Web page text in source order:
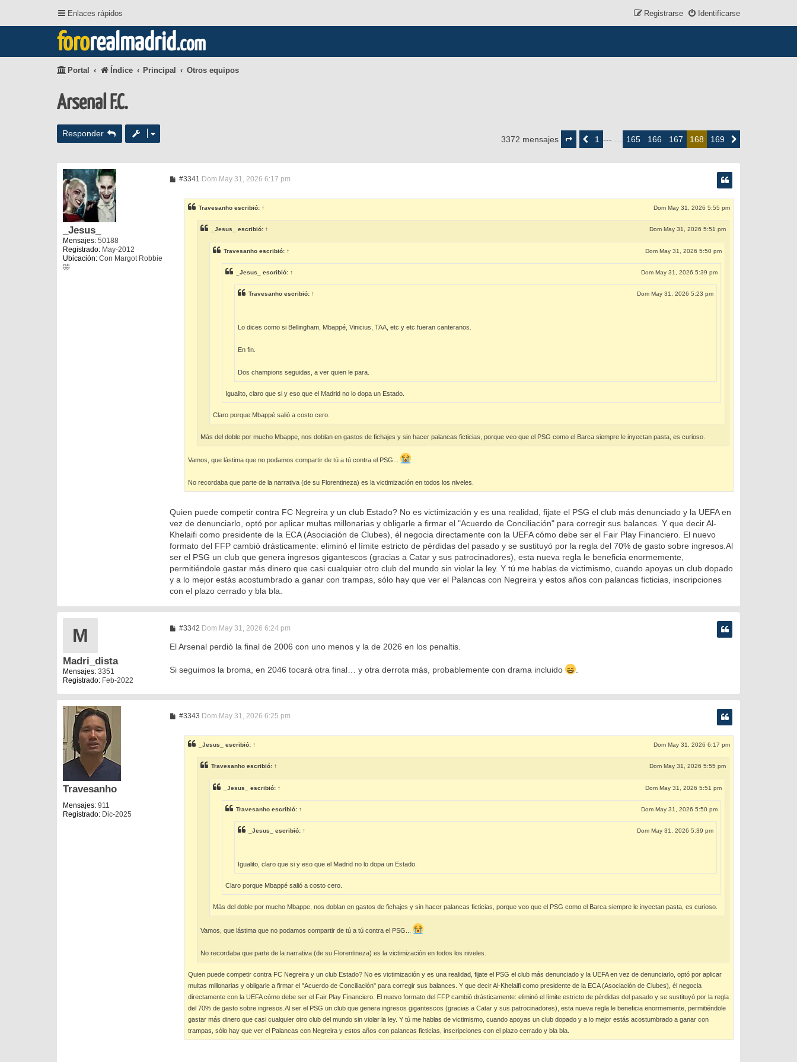
Enlaces rápidos Identificarse
Registrarse
fororealmadrid.com
Portal Índice Principal Otros equipos
Arsenal F.C.
Responder
3372 mensajes
deAnterior1 --- … 165 166 167 168 169Siguiente
_Jesus_
Mensajes: 50188
Registrado: May-2012
Ubicación: Con Margot Robbie
🤣
#3341 M
a
j
e
Dom May 31, 2026 6:17 pm
Travesanho escribió: ↑ Dom May 31, 2026 5:55 pm
_Jesus_ escribió: ↑ Dom May 31, 2026 5:51 pm
Travesanho escribió: ↑ Dom May 31, 2026 5:50 pm
_Jesus_ escribió: ↑ Dom May 31, 2026 5:39 pm
Travesanho escribió: ↑ Dom May 31, 2026 5:23 pm
Lo dices como si Bellingham, Mbappé, Vinicius, TAA, etc y etc fueran canteranos.
En fin.
Dos champions seguidas, a ver quien le para.
Igualito, claro que si y eso que el Madrid no lo dopa un Estado.
Claro porque Mbappé salió a costo cero.
Más del doble por mucho Mbappe, nos doblan en gastos de fichajes y sin hacer palancas ficticias, porque veo que el PSG como el Barca siempre le inyectan pasta, es curioso.
Vamos, que lástima que no podamos compartir de tú a tú contra el PSG...
No recordaba que parte de la narrativa (de su Florentineza) es la victimización en todos los niveles.
Quien puede competir contra FC Negreira y un club Estado? No es victimización y es una realidad, fijate el PSG el club más denunciado y la UEFA en
vez de denunciarlo, optó por aplicar multas millonarias y obligarle a firmar el "Acuerdo de Conciliación" para corregir sus balances. Y que decir Al-
Khelaifi como presidente de la ECA (Asociación de Clubes), él negocia directamente con la UEFA cómo debe ser el Fair Play Financiero. El nuevo
formato del FFP cambió drásticamente: eliminó el límite estricto de pérdidas del pasado y se sustituyó por la regla del 70% de gasto sobre ingresos.Al
ser el PSG un club que genera ingresos gigantescos (gracias a Catar y sus patrocinadores), esta nueva regla le beneficia enormemente,
permitiéndole gastar más dinero que casi cualquier otro club del mundo sin violar la ley. Y tú me hablas de victimismo, cuando apoyas un club dopado
y a lo mejor estás acostumbrado a ganar con trampas, sólo hay que ver el Palancas con Negreira y estos años con palancas ficticias, inscripciones
con el plazo cerrado y bla bla.
M
Madri_dista
Mensajes: 3351
Registrado: Feb-2022
#3342M
n
s
j
Dom May 31, 2026 6:24 pm
El Arsenal perdió la final de 2006 con uno menos y la de 2026 en los penaltis.
Si seguimos la broma, en 2046 tocará otra final… y otra derrota más, probablemente con drama incluido
Travesanho
Mensajes: 911
Registrado: Dic-2025
#3343M
a
j
e
Dom May 31, 2026 6:25 pm
_Jesus_ escribió: ↑ Dom May 31, 2026 6:17 pm
Travesanho escribió: ↑ Dom May 31, 2026 5:55 pm
_Jesus_ escribió: ↑ Dom May 31, 2026 5:51 pm
Travesanho escribió: ↑ Dom May 31, 2026 5:50 pm
_Jesus_ escribió: ↑ Dom May 31, 2026 5:39 pm
Igualito, claro que si y eso que el Madrid no lo dopa un Estado.
Claro porque Mbappé salió a costo cero.
Más del doble por mucho Mbappe, nos doblan en gastos de fichajes y sin hacer palancas ficticias, porque veo que el PSG como el Barca siempre le inyectan pasta, es curioso.
Vamos, que lástima que no podamos compartir de tú a tú contra el PSG...
No recordaba que parte de la narrativa (de su Florentineza) es la victimización en todos los niveles.
Quien puede competir contra FC Negreira y un club Estado? No es victimización y es una realidad, fijate el PSG el club más denunciado y la UEFA en vez de denunciarlo, optó por aplicar
multas millonarias y obligarle a firmar el "Acuerdo de Conciliación" para corregir sus balances. Y que decir Al-Khelaifi como presidente de la ECA (Asociación de Clubes), él negocia
directamente con la UEFA cómo debe ser el Fair Play Financiero. El nuevo formato del FFP cambió drásticamente: eliminó el límite estricto de pérdidas del pasado y se sustituyó por la regla
del 70% de gasto sobre ingresos.Al ser el PSG un club que genera ingresos gigantescos (gracias a Catar y sus patrocinadores), esta nueva regla le beneficia enormemente, permitiéndole
gastar más dinero que casi cualquier otro club del mundo sin violar la ley. Y tú me hablas de victimismo, cuando apoyas un club dopado y a lo mejor estás acostumbrado a ganar con
trampas, sólo hay que ver el Palancas con Negreira y estos años con palancas ficticias, inscripciones con el plazo cerrado y bla bla.